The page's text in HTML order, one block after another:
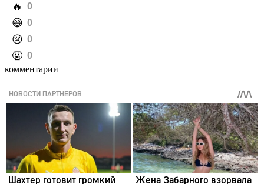
️🔥 0
️😄 0
️😢 0
️🤬 0
комментарии